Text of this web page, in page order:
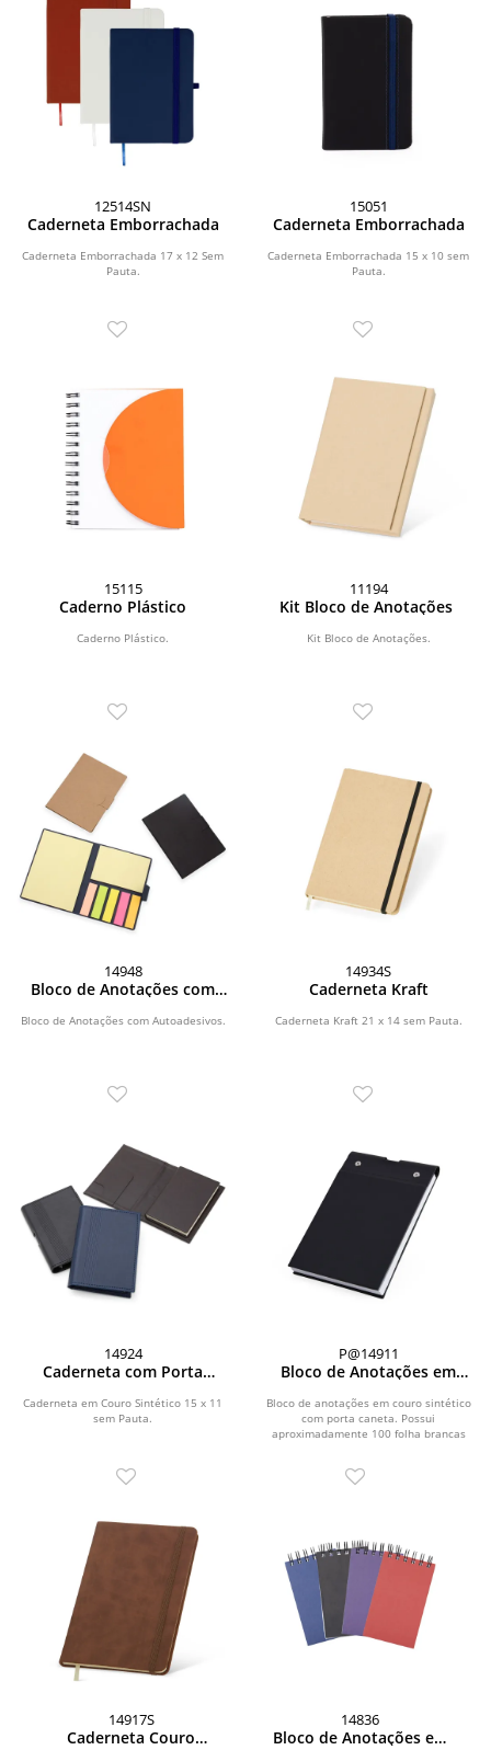
12514SN
Caderneta Emborrachada
Caderneta Emborrachada 17 x 12 Sem
Pauta.
15051
Caderneta Emborrachada
Caderneta Emborrachada 15 x 10 sem
Pauta.
15115
Caderno Plástico
Caderno Plástico.
11194
Kit Bloco de Anotações
Kit Bloco de Anotações.
14948
Bloco de Anotações com
Bloco de Anotações com Autoadesivos.
14934S
Caderneta Kraft
Caderneta Kraft 21 x 14 sem Pauta.
14924
Caderneta com Porta
Caderneta em Couro Sintético 15 x 11
sem Pauta.
P@14911
Bloco de Anotações em
Caneta
Bloco de anotações em couro sintético
com porta caneta. Possui
aproximadamente 100 folha brancas
14917S
Caderneta Couro
14836
Bloco de Anotações em